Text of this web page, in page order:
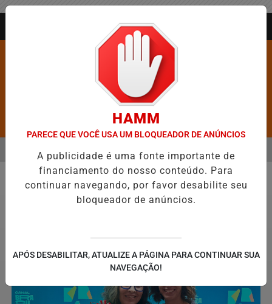
Pesquisar Notícia
ENTRE AS CINCO CIDADES MAIS VIOLENTAS DO BRASIL E CAI
EM ALTA
MENU
Geral
HAMM
PARECE QUE VOCÊ USA UM BLOQUEADOR DE ANÚNCIOS
A publicidade é uma fonte importante de
financiamento do nosso conteúdo. Para
continuar navegando, por favor desabilite seu
bloqueador de anúncios.
APÓS DESABILITAR, ATUALIZE A PÁGINA PARA CONTINUAR SUA
NAVEGAÇÃO!